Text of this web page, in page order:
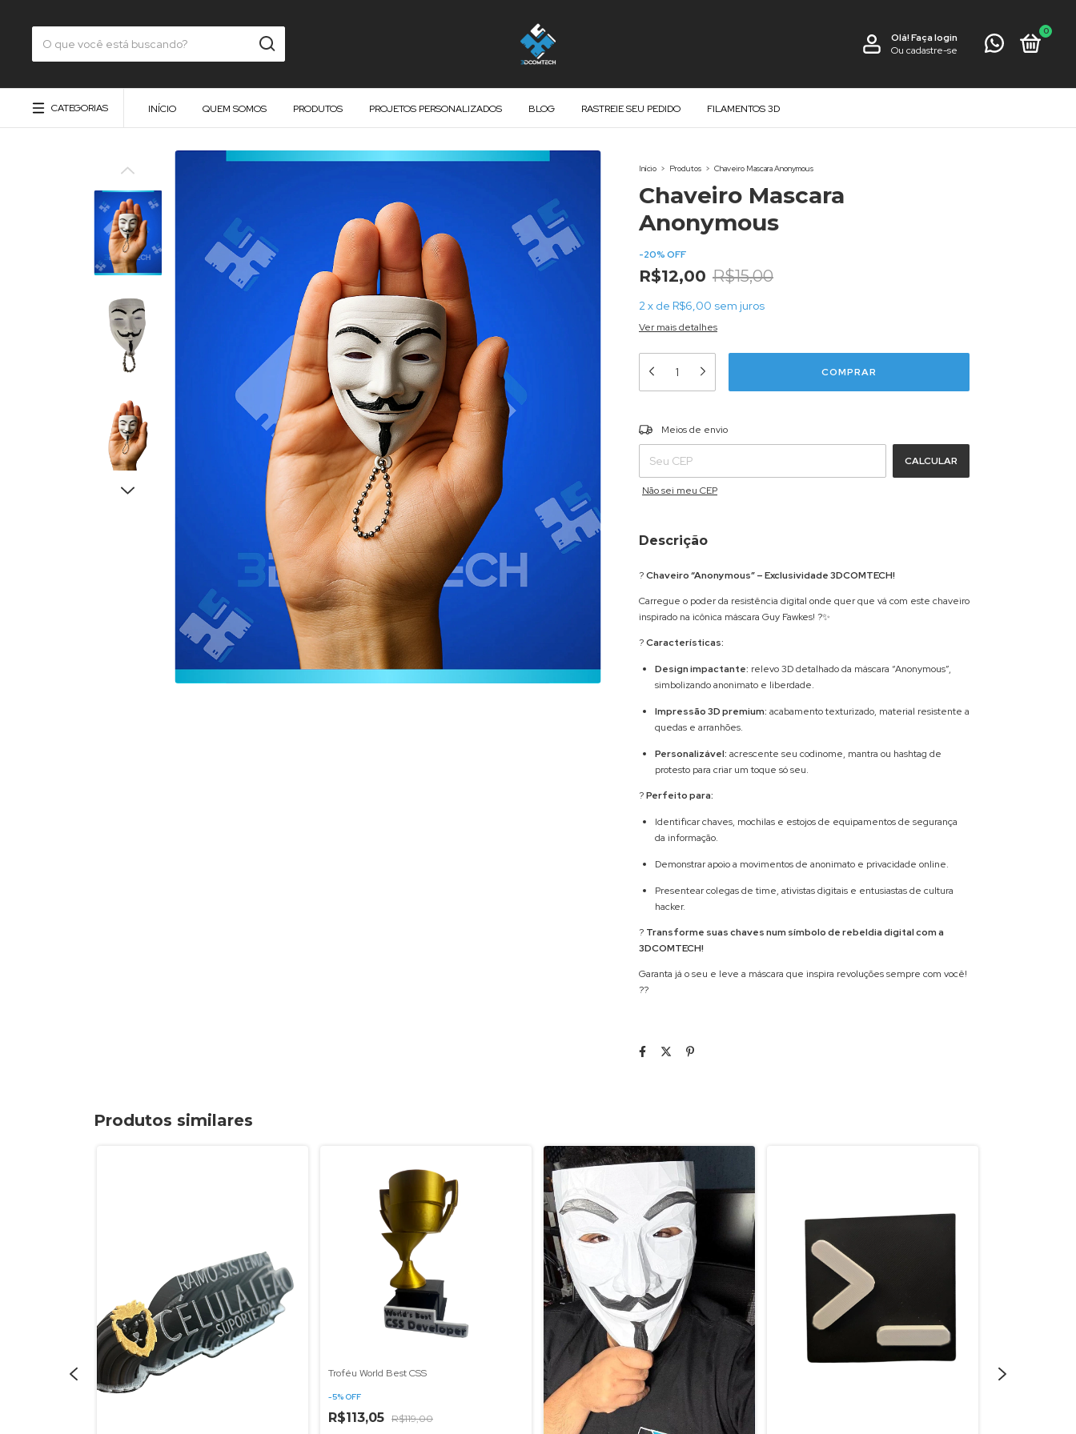
Olá!Faça login
Ou cadastre-se
0
CATEGORIAS INÍCIO QUEM SOMOS PRODUTOS PROJETOS PERSONALIZADOS BLOG RASTREIE SEU PEDIDO FILAMENTOS 3D
Início > Produtos > Chaveiro Mascara Anonymous
Chaveiro Mascara
Anonymous
-20%OFF
R$12,00 R$15,00
2 x de R$6,00 sem juros
Ver mais detalhes
Entregas para o CEP:
Meios de envio
CALCULAR
Não sei meu CEP
Descrição
?Chaveiro “Anonymous” – Exclusividade 3DCOMTECH!
Carregue o poder da resistência digital onde quer que vá com este chaveiro
inspirado na icônica máscara Guy Fawkes! ?✨
?Características:
Design impactante: relevo 3D detalhado da máscara “Anonymous”,
simbolizando anonimato e liberdade.
Impressão 3D premium: acabamento texturizado, material resistente a
quedas e arranhões.
Personalizável: acrescente seu codinome, mantra ou hashtag de
protesto para criar um toque só seu.
?Perfeito para:
Identificar chaves, mochilas e estojos de equipamentos de segurança
da informação.
Demonstrar apoio a movimentos de anonimato e privacidade online.
Presentear colegas de time, ativistas digitais e entusiastas de cultura
hacker.
? Transforme suas chaves num símbolo de rebeldia digital com a
3DCOMTECH!
Garanta já o seu e leve a máscara que inspira revoluções sempre com você!
??
Produtos similares
Troféu World Best CSS
-5%OFF
R$113,05 R$119,00